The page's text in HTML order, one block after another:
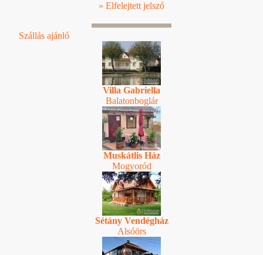
» Elfelejtett jelszó
Szállás ajánló
Villa Gabriella
Balatonboglár
Muskátlis Ház
Mogyoród
Sétány Vendégház
Alsóörs